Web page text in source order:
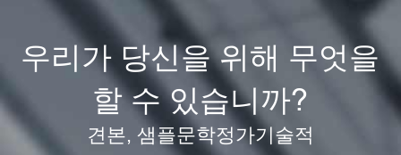
우리가 당신을 위해 무엇을
할 수 있습니까?
견본, 샘플문학정가기술적